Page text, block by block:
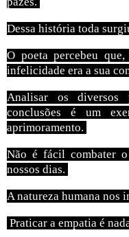
Dessa história toda
O poeta percebeu
infelicidade era a sua
Analisar os
conclusões é um
aprimoramento.
Não é fácil combater
nossos dias.
A natureza humana nos
Praticar a empatia é